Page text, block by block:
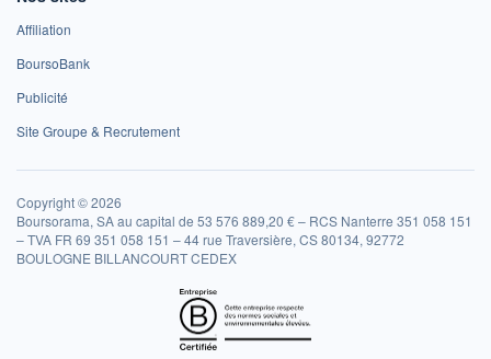
Affiliation
BoursoBank
Publicité
Site Groupe & Recrutement
Copyright © 2026
Boursorama, SA au capital de 53 576 889,20 € – RCS Nanterre 351 058 151
– TVA FR 69 351 058 151 – 44 rue Traversière, CS 80134, 92772
BOULOGNE BILLANCOURT CEDEX